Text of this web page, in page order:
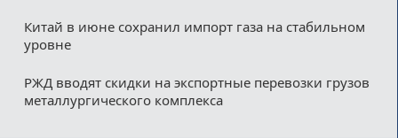
Китай в июне сохранил импорт газа на стабильном
уровне
РЖД вводят скидки на экспортные перевозки грузов
металлургического комплекса